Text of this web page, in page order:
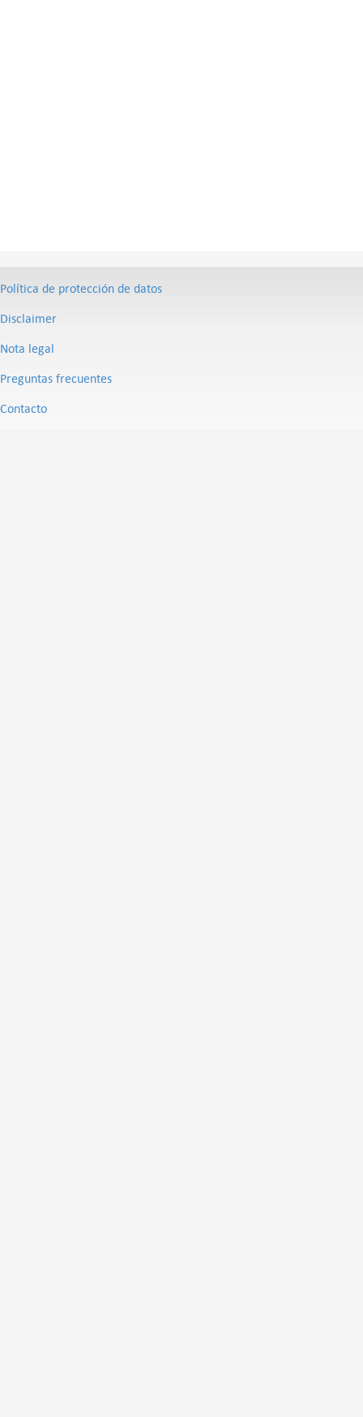
Política de protección de datos
Disclaimer
Nota legal
Preguntas frecuentes
Contacto